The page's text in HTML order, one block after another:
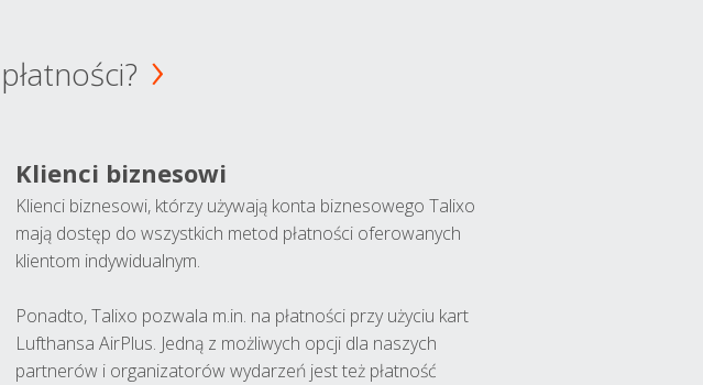
Klienci biznesowi
Klienci biznesowi, którzy używają konta biznesowego Talixo
mają dostęp do wszystkich metod płatności oferowanych
klientom indywidualnym.
Ponadto, Talixo pozwala m.in. na płatności przy użyciu kart
Lufthansa AirPlus. Jedną z możliwych opcji dla naszych
partnerów i organizatorów wydarzeń jest też płatność